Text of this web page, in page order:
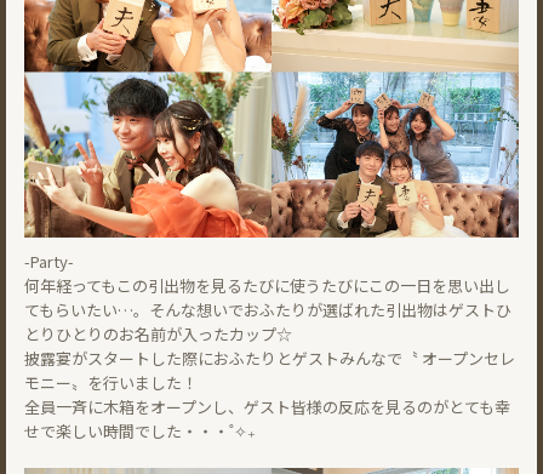
-Party-
何年経ってもこの引出物を見るたびに使うたびにこの一日を思い出し
てもらいたい…。そんな想いでおふたりが選ばれた引出物はゲストひ
とりひとりのお名前が入ったカップ☆
披露宴がスタートした際におふたりとゲストみんなで〝 オープンセレ
モニー〟を行いました！
全員一斉に木箱をオープンし、ゲスト皆様の反応を見るのがとても幸
せで楽しい時間でした・・・˚✧₊